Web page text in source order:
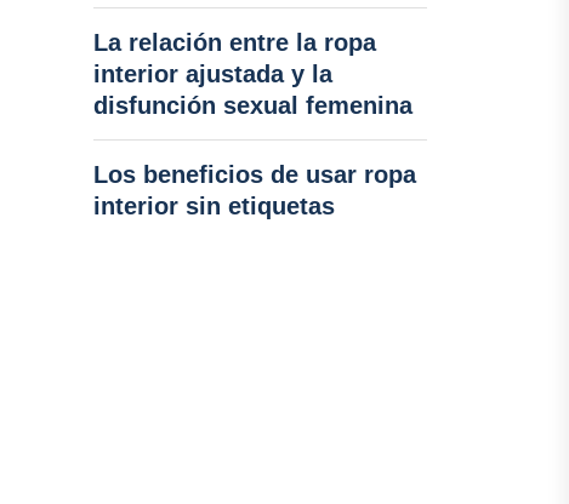
La relación entre la ropa
interior ajustada y la
disfunción sexual femenina
Los beneficios de usar ropa
interior sin etiquetas